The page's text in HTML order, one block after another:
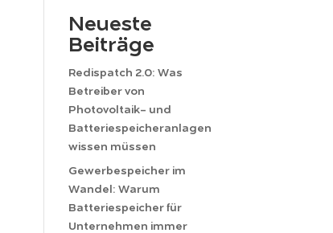
Neueste
Beiträge
Redispatch 2.0: Was
Betreiber von
Photovoltaik- und
Batteriespeicheranlagen
wissen müssen
Gewerbespeicher im
Wandel: Warum
Batteriespeicher für
Unternehmen immer